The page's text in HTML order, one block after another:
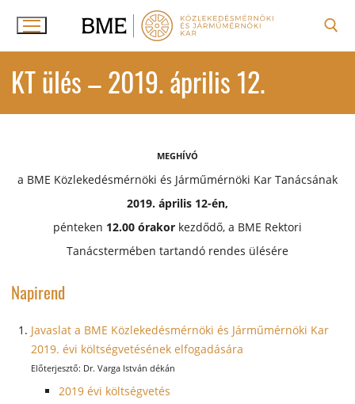
KT ülés – 2019. április 12.
MEGHÍVÓ
a BME Közlekedésmérnöki és Járműmérnöki Kar Tanácsának
2019. április 12-én,
pénteken 12.00 órakor kezdődő, a BME Rektori
Tanácstermében tartandó rendes ülésére
Napirend
Javaslat a BME Közlekedésmérnöki és Járműmérnöki Kar
2019. évi költségvetésének elfogadására
Dr. Varga István dékán
2019 évi költségvetés